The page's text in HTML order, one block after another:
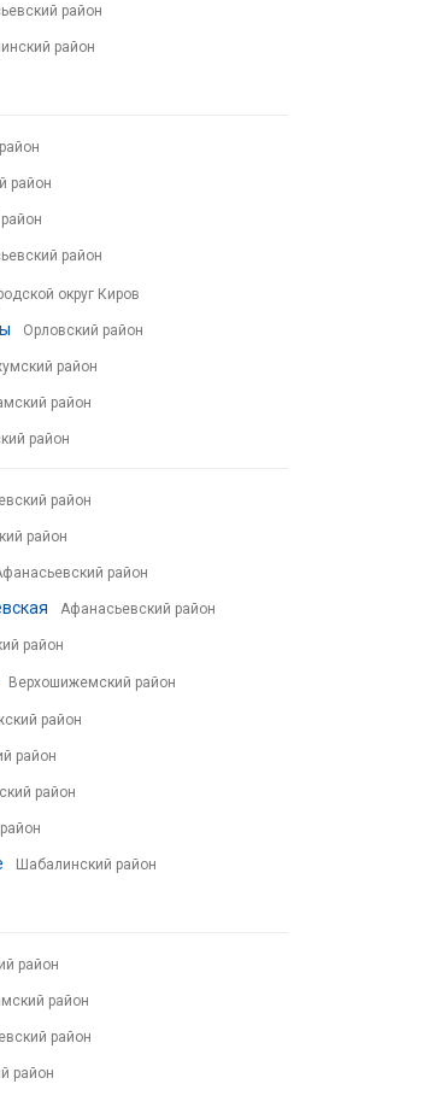
район
район
район
район
округ Киров
Орловский район
район
район
район
район
район
район
Афанасьевский район
район
Верхошижемский район
район
район
район
Шабалинский район
район
район
район
район